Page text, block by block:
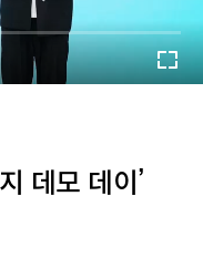
데모 데이’